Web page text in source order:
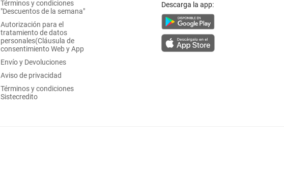
Términos y condiciones
"Descuentos de la semana"
Autorización para el
tratamiento de datos
personales(Cláusula de
consentimiento Web y App
Envío y Devoluciones
Aviso de privacidad
Términos y condiciones
Sistecredito
Descarga la app: